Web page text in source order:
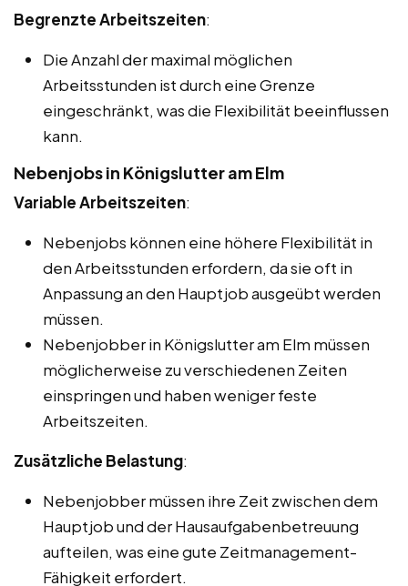
Begrenzte Arbeitszeiten:
Die Anzahl der maximal möglichen
Arbeitsstunden ist durch eine Grenze
eingeschränkt, was die Flexibilität beeinflussen
kann.
Nebenjobs in Königslutter am Elm
Variable Arbeitszeiten:
Nebenjobs können eine höhere Flexibilität in
den Arbeitsstunden erfordern, da sie oft in
Anpassung an den Hauptjob ausgeübt werden
müssen.
Nebenjobber in Königslutter am Elm müssen
möglicherweise zu verschiedenen Zeiten
einspringen und haben weniger feste
Arbeitszeiten.
Zusätzliche Belastung:
Nebenjobber müssen ihre Zeit zwischen dem
Hauptjob und der Hausaufgabenbetreuung
aufteilen, was eine gute Zeitmanagement-
Fähigkeit erfordert.